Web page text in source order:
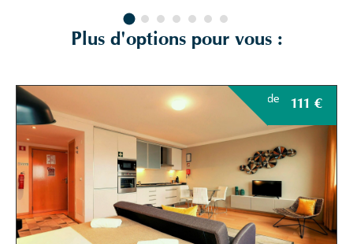
Plus d'options pour vous :
de 111 €